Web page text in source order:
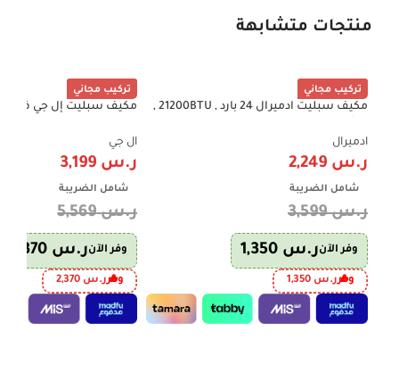
منتجات متشابهة
تركيب مجاني
-38%
مكيف سبليت ادميرال 24 بارد , 21200BTU ,
ADS24KCNP
ادميرال
ر.س
شامل الضريبة
ر.س3,599
وفر الآنر.س
وفرر.س 1,350
تركيب مجاني
-43%
مكيف سبليت إل جي
واي فاي ND242C0.NK0
ال جي
ر.س
شامل الضريبة
ر.س5,569
وفر الآنر.س
وفرر.س 2,370